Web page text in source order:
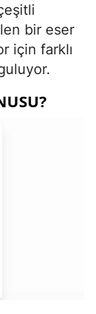
bir eser
için farklı